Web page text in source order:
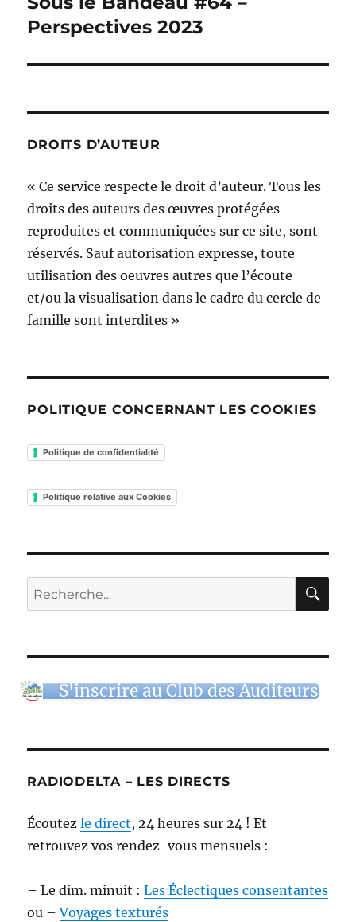
suivante :
Perspectives 2023
DROITS D’AUTEUR
« Ce service respecte le droit d’auteur. Tous les
droits des auteurs des œuvres protégées
reproduites et communiquées sur ce site, sont
réservés. Sauf autorisation expresse, toute
utilisation des oeuvres autres que l’écoute
et/ou la visualisation dans le cadre du cercle de
famille sont interdites »
POLITIQUE CONCERNANT LES COOKIES
Politique de confidentialité
Politique relative aux Cookies
Recherche
pour :
S'inscrire au Club des Auditeurs
RADIODELTA – LES DIRECTS
Écoutezle direct, 24 heures sur 24 ! Et
retrouvez vos rendez-vous mensuels :
– Le dim. minuit :Les Éclectiques consentantes
ou –Voyages texturés